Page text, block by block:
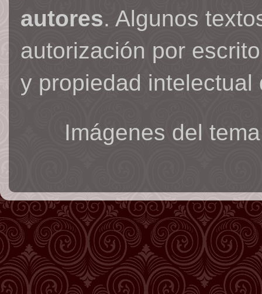
autores. Algunos
autorización por
y propiedad intelectual
Imágenes del